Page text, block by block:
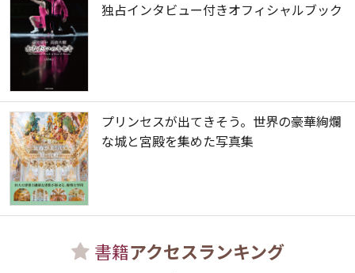
独占インタビュー付きオフィシャルブック
プリンセスが出てきそう。世界の豪華絢爛
な城と宮殿を集めた写真集
書籍アクセスランキング